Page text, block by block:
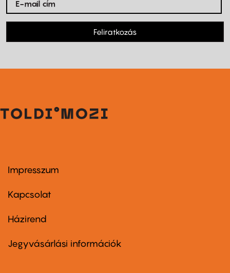
Feliratkozás
Footer
first
Impresszum
Kapcsolat
Footer
second
Házirend
Jegyvásárlási információk